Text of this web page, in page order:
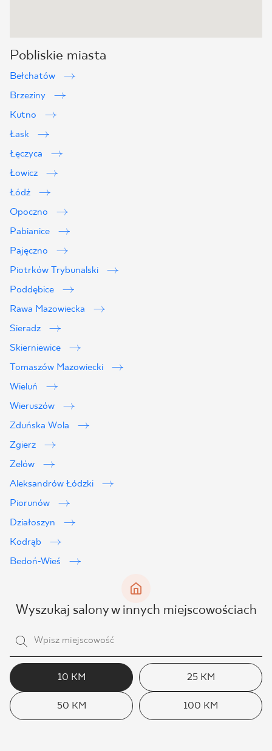
Pobliskie miasta
Bełchatów
Brzeziny
Kutno
Łask
Łęczyca
Łowicz
Łódź
Opoczno
Pabianice
Pajęczno
Piotrków Trybunalski
Poddębice
Rawa Mazowiecka
Sieradz
Skierniewice
Tomaszów Mazowiecki
Wieluń
Wieruszów
Zduńska Wola
Zgierz
Zelów
Aleksandrów Łódzki
Piorunów
Działoszyn
Kodrąb
Bedoń-Wieś
Wyszukaj salony w innych miejscowościach
10 KM 25 KM
50 KM 100 KM